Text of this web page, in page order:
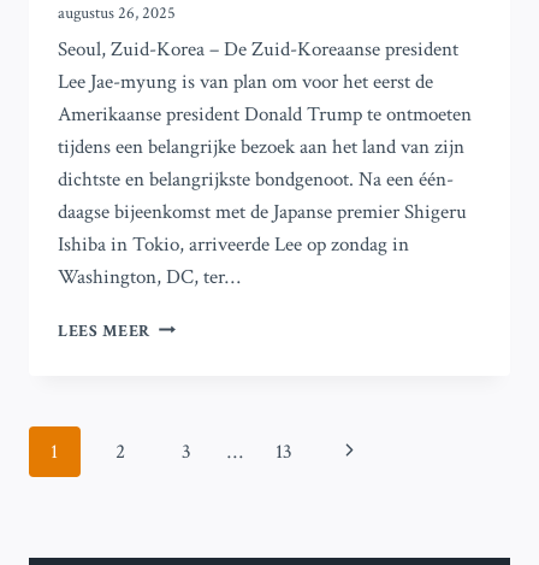
augustus 26, 2025
Seoul, Zuid-Korea – De Zuid-Koreaanse president
Lee Jae-myung is van plan om voor het eerst de
Amerikaanse president Donald Trump te ontmoeten
tijdens een belangrijke bezoek aan het land van zijn
dichtste en belangrijkste bondgenoot. Na een één-
daagse bijeenkomst met de Japanse premier Shigeru
Ishiba in Tokio, arriveerde Lee op zondag in
Washington, DC, ter…
LEES MEER ZUID-
HANDELS-
DE
Paginanavigatie
1 2 3 … 13
Volgende